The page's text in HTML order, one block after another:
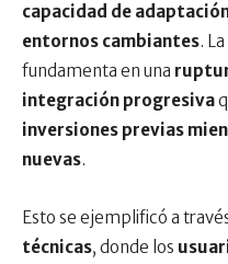
capacidad de
entornos cambiantes.
fundamenta en una
integración progresiva
inversiones previas
nuevas.
Esto se ejemplificó a
técnicas, donde los